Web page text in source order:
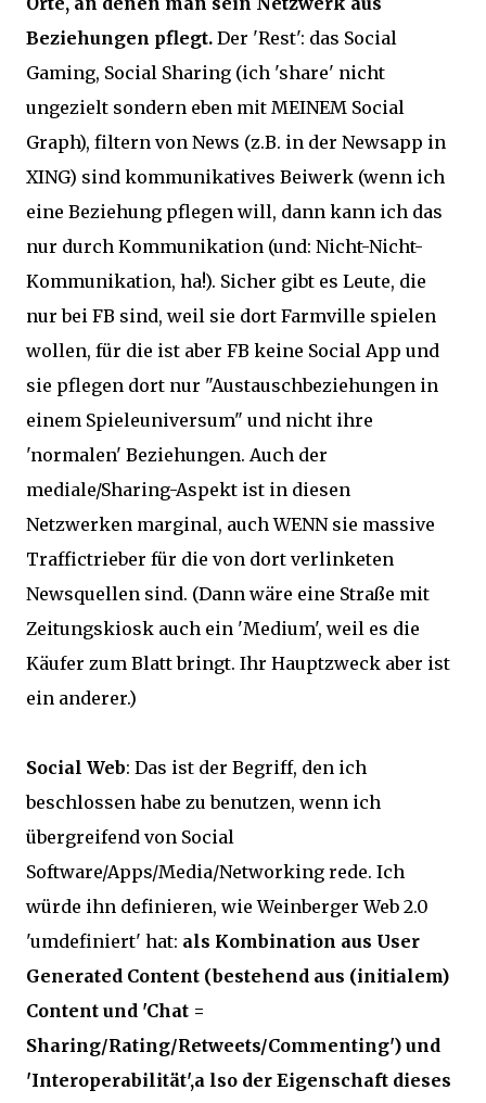
Beziehungen pflegt. Der 'Rest': das Social
Gaming, Social Sharing (ich 'share' nicht
ungezielt sondern eben mit MEINEM Social
Graph), filtern von News (z.B. in der Newsapp in
XING) sind kommunikatives Beiwerk (wenn ich
eine Beziehung pflegen will, dann kann ich das
nur durch Kommunikation (und: Nicht-Nicht-
Kommunikation, ha!). Sicher gibt es Leute, die
nur bei FB sind, weil sie dort Farmville spielen
wollen, für die ist aber FB keine Social App und
sie pflegen dort nur "Austauschbeziehungen in
einem Spieleuniversum" und nicht ihre
'normalen' Beziehungen. Auch der
mediale/Sharing-Aspekt ist in diesen
Netzwerken marginal, auch WENN sie massive
Traffictrieber für die von dort verlinketen
Newsquellen sind. (Dann wäre eine Straße mit
Zeitungskiosk auch ein 'Medium', weil es die
Käufer zum Blatt bringt. Ihr Hauptzweck aber ist
ein anderer.)
Social Web: Das ist der Begriff, den ich
beschlossen habe zu benutzen, wenn ich
übergreifend von Social
Software/Apps/Media/Networking rede. Ich
würde ihn definieren, wie Weinberger Web 2.0
'umdefiniert' hat: als Kombination aus User
Generated Content (bestehend aus (initialem)
Content und 'Chat =
Sharing/Rating/Retweets/Commenting') und
'Interoperabilität',a lso der Eigenschaft dieses